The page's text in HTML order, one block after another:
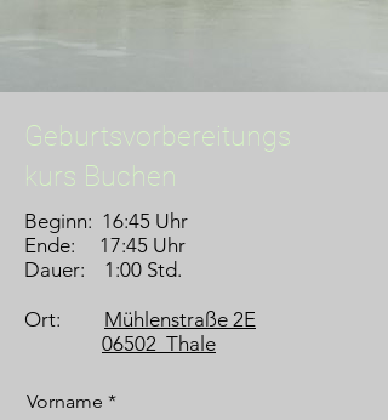
Geburtsvorbereitungs
kurs Buchen
Beginn: 16:45 Uhr
Ende: 17:45 Uhr
Dauer: 1:00 Std.
Ort: Mühlenstraße 2E
06502 Thale
Vorname